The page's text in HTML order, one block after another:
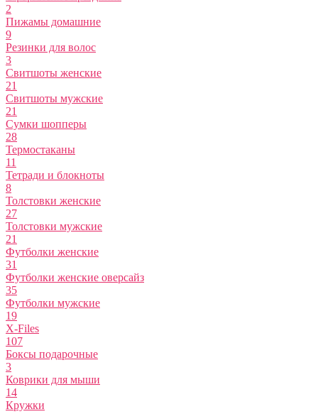
2
Пижамы домашние
9
Резинки для волос
3
Свитшоты женские
21
Свитшоты мужские
21
Сумки шопперы
28
Термостаканы
11
Тетради и блокноты
8
Толстовки женские
27
Толстовки мужские
21
Футболки женские
31
Футболки женские оверсайз
35
Футболки мужские
19
X-Files
107
Боксы подарочные
3
Коврики для мыши
14
Кружки